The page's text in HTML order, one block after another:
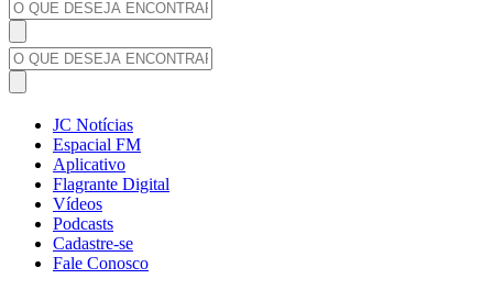
JC Notícias
Espacial FM
Aplicativo
Flagrante Digital
Vídeos
Podcasts
Cadastre-se
Fale Conosco